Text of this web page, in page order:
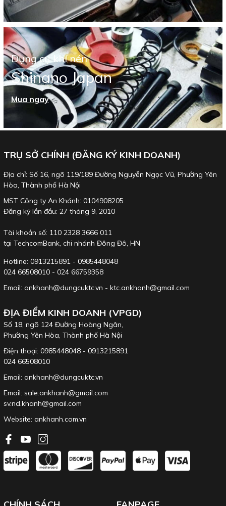
Dụng cụ khí nén
Shinano Japan
Mua ngay
TRỤ SỞ CHÍNH (ĐĂNG KÝ KINH DOANH)
Địa chỉ: Số 16, ngõ 119/189 Đường Nguyễn Ngọc Vũ, Phường Yên
Hòa, Thành phố Hà Nội
MST Công ty An Khánh: 0104908205
Đăng ký lần đầu: 27 tháng 9, 2010
Tài khoản số: 110 2328 3666 011
tại TechcomBank, chi nhánh Đông Đô, HN
Hotline: 0913215891 - 0985448048
024 66508010 - 024 66759358
Email: ankhanh@dungcuktc.vn - ktc.ankhanh@gmail.com
ĐỊA ĐIỂM KINH DOANH (VPGD)
Số 18, ngõ 124 Đường Hoàng Ngân,
Phường Yên Hòa, Thành phố Hà Nội
Điện thoại: 0985448048 - 0913215891
024 66508010
Email: ankhanh@dungcuktc.vn
Email: sale.ankhanh@gmail.com
sv.nd.khanh@gmail.com
Website: ankhanh.com.vn